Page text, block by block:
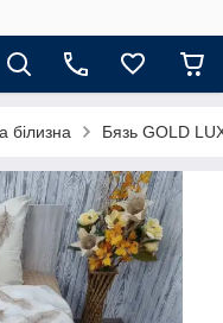
білизна Бязь GOLD